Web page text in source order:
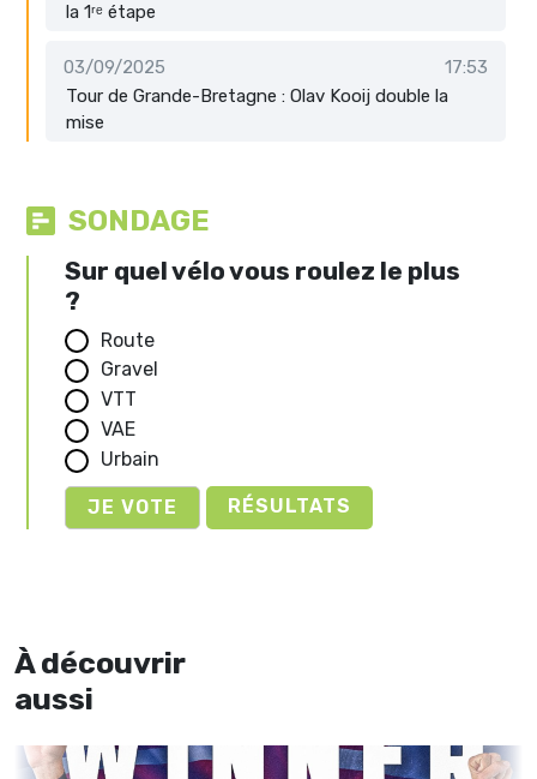
la 1ʳᵉ étape
03/09/2025
17:53
Tour de Grande-Bretagne : Olav Kooij double la
mise
SONDAGE
Sur quel vélo vous roulez le plus
?
Route
Gravel
VTT
VAE
Urbain
RÉSULTATS
À découvrir
aussi